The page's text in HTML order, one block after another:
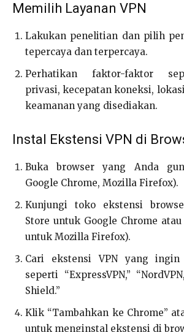
Memilih Layanan VPN
Lakukan penelitian dan pilih
tepercaya dan terpercaya.
Perhatikan faktor-faktor
privasi, kecepatan koneksi,
keamanan yang disediakan.
Instal Ekstensi VPN di
Buka browser yang Anda
Google Chrome, Mozilla Firefox).
Kunjungi toko ekstensi
Store untuk Google Chrome
untuk Mozilla Firefox).
Cari ekstensi VPN yang ingin
seperti “ExpressVPN,”
Shield.”
Klik “Tambahkan ke Chrome”
untuk menginstal ekstensi di